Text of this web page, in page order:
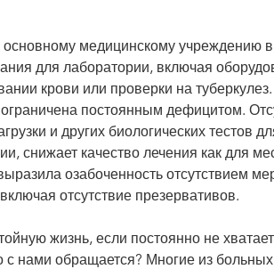
медицинскому учреждению в
для лаборатории, включая
крови или проверки на
постоянным дефицитом.
и других биологических тестов
снижает качество лечения как для
озабоченность отсутствием
отсутствие презервативов.
жизнь, если постоянно не
нами обращается? Многие из больных